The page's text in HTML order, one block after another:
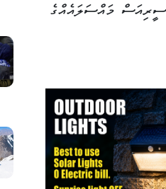
މައްސަލައެއްގެ